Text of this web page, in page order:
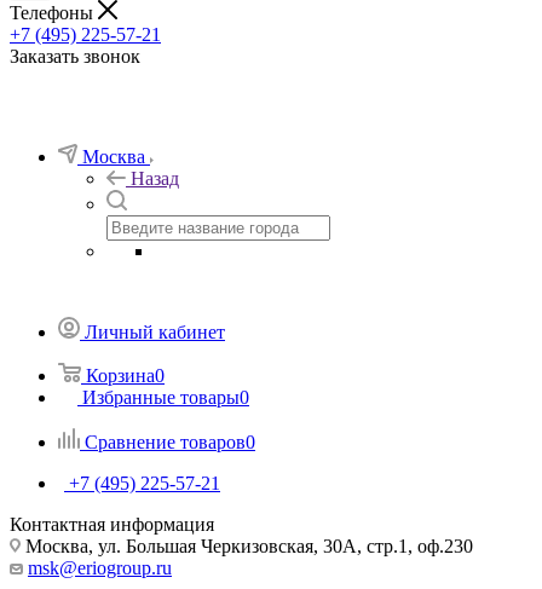
Телефоны
+7 (495) 225-57-21
Заказать звонок
Москва
Назад
Личный кабинет
Корзина0
Избранные товары0
Сравнение товаров0
+7 (495) 225-57-21
Контактная информация
Москва, ул. Большая Черкизовская, 30А, стр.1, оф.230
msk@eriogroup.ru